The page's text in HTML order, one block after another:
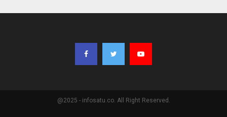
@2025 - infosatu.co. All Right Reserved.